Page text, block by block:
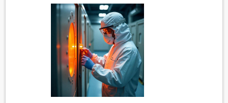
qualificação térmica é apresentado em um relatório
técnico que contém informações como gráficos,
certificados de calibração e a conclusão das
condições funcionais.